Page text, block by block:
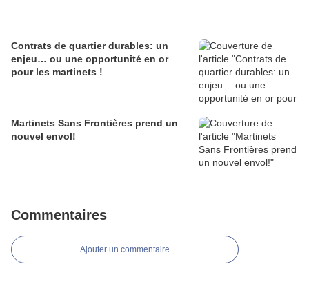
Contrats de quartier durables: un
enjeu… ou une opportunité en or
pour les martinets !
Martinets Sans Frontières prend un
nouvel envol!
Commentaires
Ajouter un commentaire